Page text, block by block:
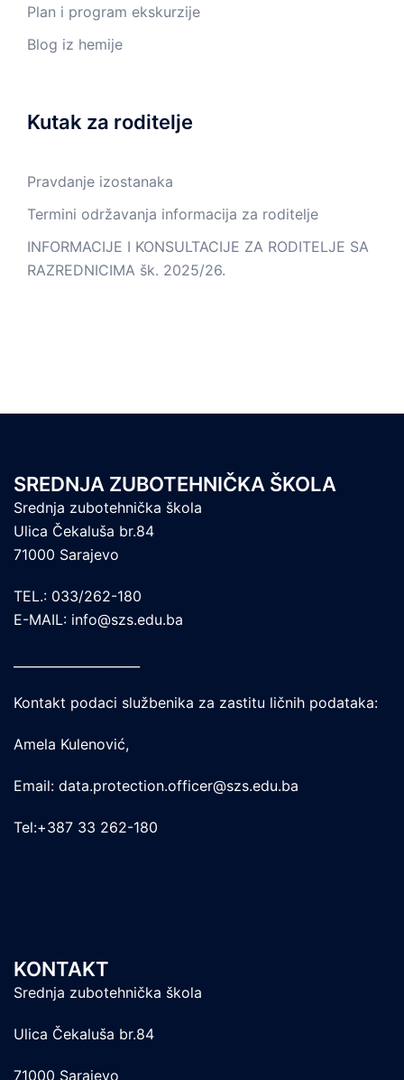
Plan i program ekskurzije
Blog iz hemije
Kutak za roditelje
Pravdanje izostanaka
Termini održavanja informacija za roditelje
INFORMACIJE I KONSULTACIJE ZA RODITELJE SA
RAZREDNICIMA šk. 2025/26.
SREDNJA ZUBOTEHNIČKA ŠKOLA
Srednja zubotehnička škola
Ulica Čekaluša br.84
71000 Sarajevo
TEL.: 033/262-180
E-MAIL: info@szs.edu.ba
Kontakt podaci službenika za zastitu ličnih podataka:
Amela Kulenović,
Email: data.protection.officer@szs.edu.ba
Tel:+387 33 262-180
KONTAKT
Srednja zubotehnička škola
Ulica Čekaluša br.84
71000 Sarajevo